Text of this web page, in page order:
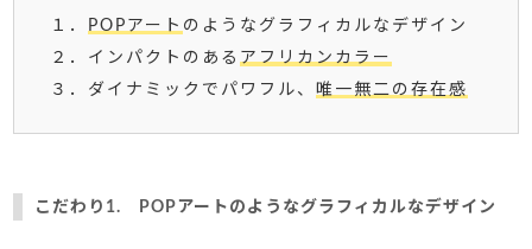
１． POPアート のようなグラフィカルなデザイン
２．インパクトのある アフリカンカラー
３．ダイナミックでパワフル、 唯一無二の存在感
こだわり1. POPアートのようなグラフィカルなデザイン